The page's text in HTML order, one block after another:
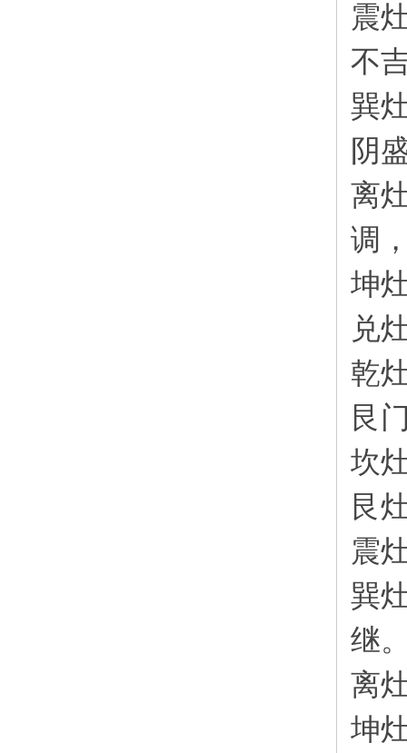
震
不
巽
阴
离
调
坤
兑
乾
艮
坎
艮
震
巽
继
离
坤